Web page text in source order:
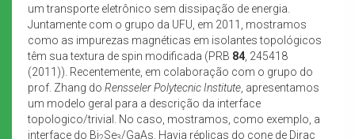
um transporte eletrônico sem dissipação de energia.
Juntamente com o grupo da UFU, em 2011, mostramos
como as impurezas magnéticas em isolantes topológicos
têm sua textura de spin modificada (PRB 84 , 245418
(2011)). Recentemente, em colaboração com o grupo do
prof. Zhang do Rensseler Polytecnic Institute , apresentamos
um modelo geral para a descrição da interface
topologico/trivial. No caso, mostramos, como exemplo, a
interface do Bi Se /GaAs. Havia réplicas do cone de Dirac